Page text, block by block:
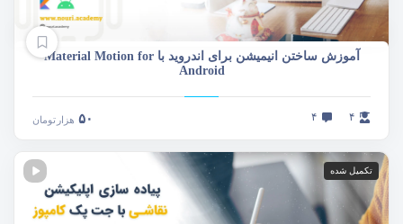
آموزش ساختن انیمیشن برای اندروید با Material Motion for
Android
۴ ۴ ۵۰ هزار تومان
تکمیل شده